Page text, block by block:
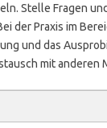
Stelle Fragen
der Praxis im
und das
mit anderen